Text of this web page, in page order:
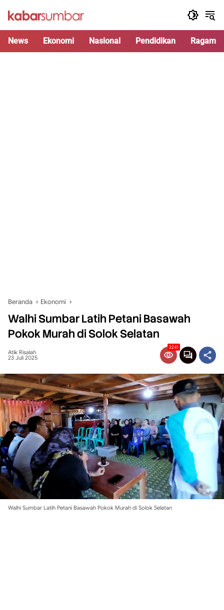
News Ekonomi Nasional Pendidikan Ragam
Beranda Ekonomi
Walhi Sumbar Latih Petani Basawah
Pokok Murah di Solok Selatan
Atik Risalah
23 Juli 2025
2241
Walhi Sumbar Latih Petani Basawah Pokok Murah di Solok Selatan